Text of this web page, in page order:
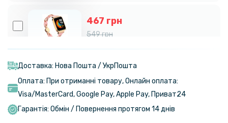
467 грн
549 грн
Ремінець Glacier Armor для смарт-годинника Xiaomi Smart Band 9
1 799 грн
Фітнес – браслет Xiaomi Smart Band 9 Active BHR08L1GL 300mAh,
Доставка: Нова Пошта / УкрПошта
Оплата: При отриманні товару, Онлайн оплата:
Visa/MasterСard, Google Pay, Apple Pay, Приват24
Гарантія: Обмін / Повернення протягом 14 днів